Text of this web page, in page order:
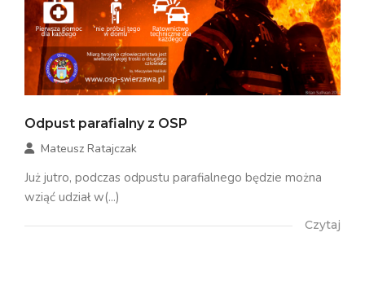
Odpust parafialny z OSP
Mateusz Ratajczak
Już jutro, podczas odpustu parafialnego będzie można
wziąć udział w(...)
Czytaj